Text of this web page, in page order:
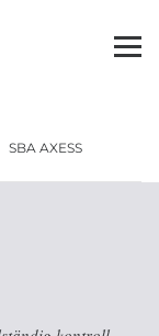
SBA AXESS